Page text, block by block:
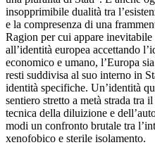
insopprimibile dualità tra
e la compresenza di una
Ragion per cui appare inevitabile
all’identità europea accettando
economico e umano, l’Europa
resti suddivisa al suo interno in
identità specifiche. Un’identità
sentiero stretto a metà strada tra
tecnica della diluizione e
modi un confronto brutale tra
xenofobico e sterile isolamento.